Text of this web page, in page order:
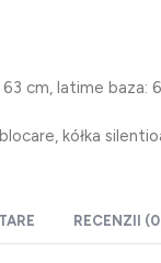
63 cm, latime baza:
kółka
RECENZII